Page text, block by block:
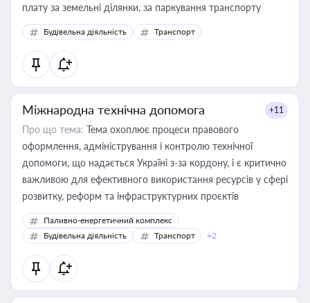
плату за земельні ділянки, за паркування транспорту
Будівельна діяльність Транспорт
Міжнародна технічна допомога +11
Про що тема: Тема охоплює процеси правового
оформлення, адміністрування і контролю технічної
допомоги, що надається Україні з-за кордону, і є критично
важливою для ефективного використання ресурсів у сфері
розвитку, реформ та інфраструктурних проєктів
Паливно-енергетичний комплекс
Будівельна діяльність
Транспорт +2